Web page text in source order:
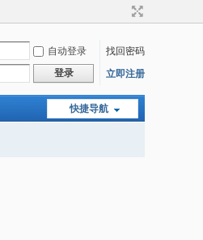
自动登录
找回密码
登录 立即注册
快捷导航